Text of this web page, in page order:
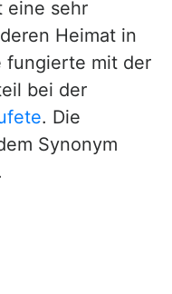
eine sehr
Heimat in
fungierte mit der
bei der
. Die
Synonym